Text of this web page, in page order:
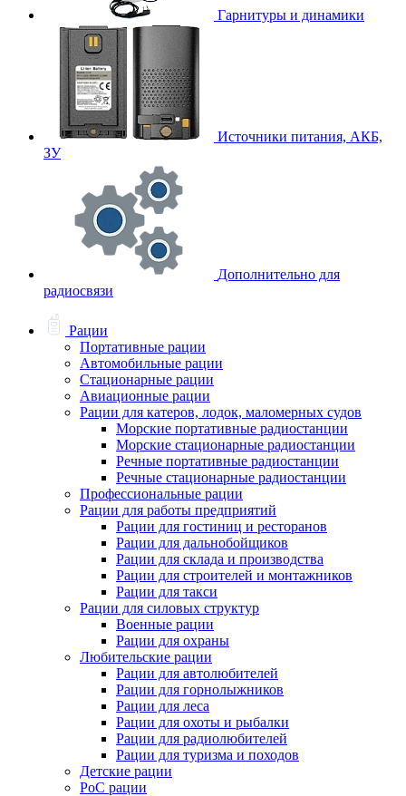
Гарнитуры и динамики
Источники питания, АКБ,
ЗУ
Дополнительно для
радиосвязи
Рации
Портативные рации
Автомобильные рации
Стационарные рации
Авиационные рации
Рации для катеров, лодок, маломерных судов
Морские портативные радиостанции
Морские стационарные радиостанции
Речные портативные радиостанции
Речные стационарные радиостанции
Профессиональные рации
Рации для работы предприятий
Рации для гостиниц и ресторанов
Рации для дальнобойщиков
Рации для склада и производства
Рации для строителей и монтажников
Рации для такси
Рации для силовых структур
Военные рации
Рации для охраны
Любительские рации
Рации для автолюбителей
Рации для горнолыжников
Рации для леса
Рации для охоты и рыбалки
Рации для радиолюбителей
Рации для туризма и походов
Детские рации
PoC рации